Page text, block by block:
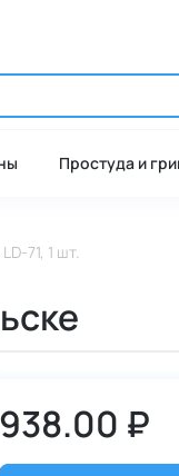
Простуда и
71, 1 шт.
938.00 ₽